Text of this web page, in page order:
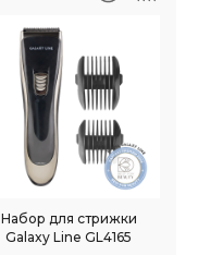
Набор для стрижки
Galaxy Line GL4165